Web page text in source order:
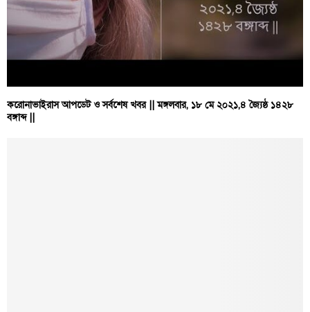
করোনাভাইরাস আপডেট ও সর্বশেষ খবর || মঙ্গলবার, ১৮ মে ২০২১,৪ জ্যৈষ্ঠ ১৪২৮
বঙ্গাব্দ ||